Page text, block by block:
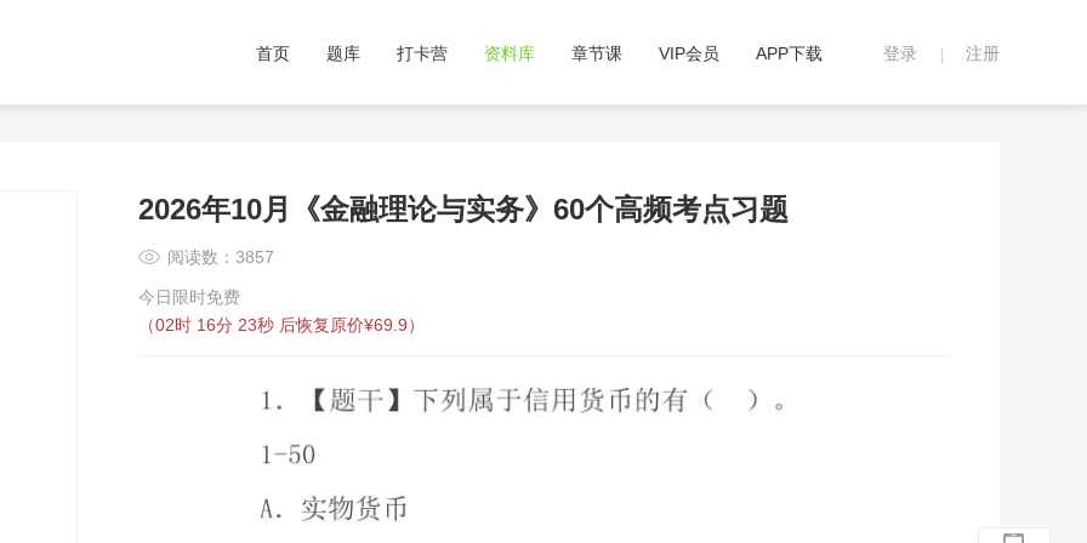
登录 注册
首页 题库 打卡营 资料库 章节课 VIP会员 APP下载
2026年10月《金融理论与实务》60个高频考点习题
阅读数：3857
今日限时免费
（02时 16分 23秒 后恢复原价¥69.9）